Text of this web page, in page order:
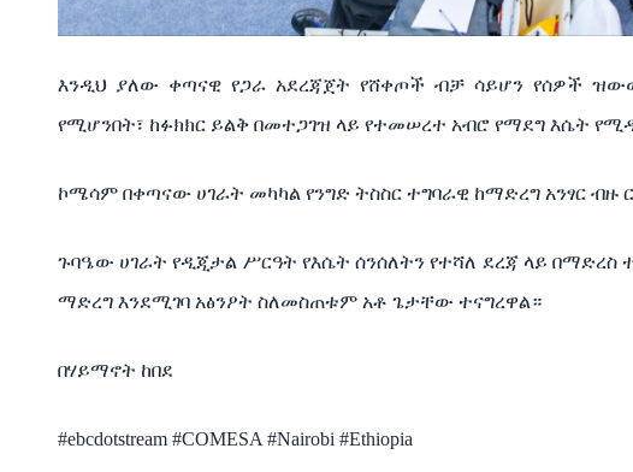
እንዲህ ያለው ቀጣናዊ የጋራ አደረጃጀት የሸቀጦች ብቻ ሳይሆን የሰዎች
የሚሆንበት፣ ከፉክክር ይልቅ በመተጋገዝ ላይ የተመሠረተ አብሮ የማደግ እሴት
ኮሜሳም በቀጣናው ሀገራት መካካል የንግድ ትስስር ተግባራዊ ከማድረግ አንፃር
ጉባዔው ሀገራት የዲጂታል ሥርዓት የእሴት ሰንሰለትን የተሻለ ደረጃ ላይ
ማድረግ እንደሚገባ አፅንዖት ስለመስጠቱም አቶ ጌታቸው ተናግረዋል።
በሃይማኖት ከበደ
#ebcdotstream #COMESA #Nairobi #Ethiopia